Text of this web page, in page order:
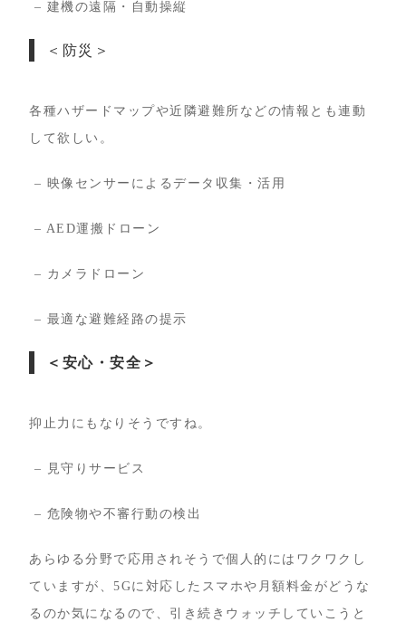
– 建機の遠隔・自動操縦
＜防災＞
各種ハザードマップや近隣避難所などの情報とも連動
して欲しい。
– 映像センサーによるデータ収集・活用
– AED運搬ドローン
– カメラドローン
– 最適な避難経路の提示
＜安心・安全＞
抑止力にもなりそうですね。
– 見守りサービス
– 危険物や不審行動の検出
あらゆる分野で応用されそうで個人的にはワクワクし
ていますが、5Gに対応したスマホや月額料金がどうな
るのか気になるので、引き続きウォッチしていこうと